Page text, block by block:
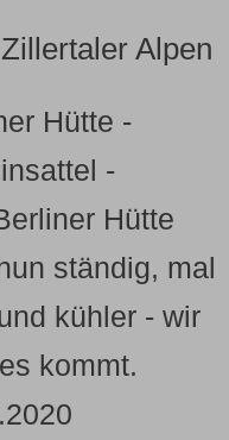
Alpen
Hütte -
-
Hütte
ständig, mal
kühler - wir
kommt.